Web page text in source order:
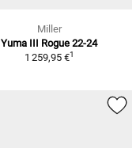
Miller
Yuma III Rogue 22-24
1 259,95 €1